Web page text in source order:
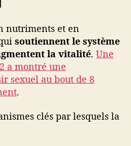
nutriments et en
soutiennent le système
la vitalité. Une
a montré une
sexuel au bout de 8
.
clés par lesquels la